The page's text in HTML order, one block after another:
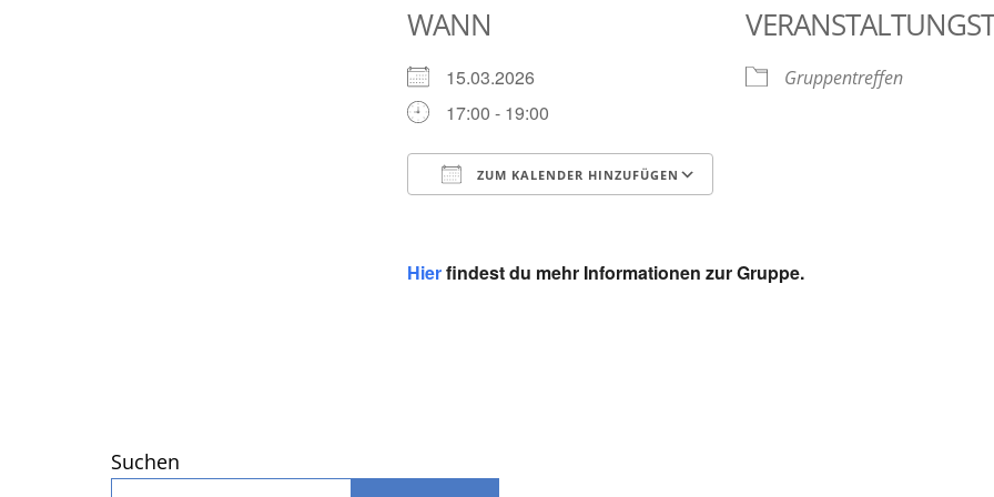
WANN
15.03.2026
17:00 - 19:00
ZUM KALENDER HINZUFÜGEN
Gruppentreffen
Hierfindest du mehr Informationen zur Gruppe.
Suchen